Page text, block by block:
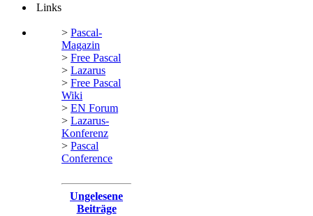
Links
> Pascal-
Magazin
> Free Pascal
> Lazarus
> Free Pascal
Wiki
> EN Forum
> Lazarus-
Konferenz
> Pascal
Conference
Ungelesene
Beiträge